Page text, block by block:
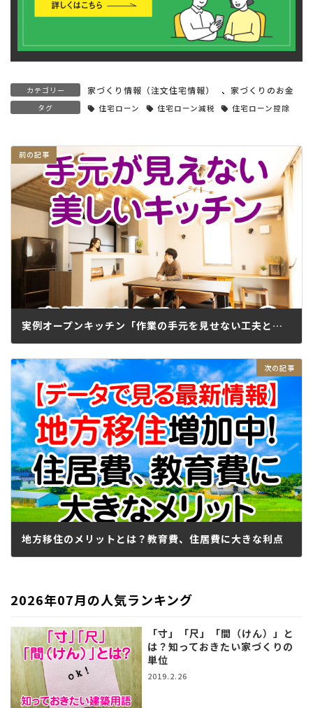
カテゴリー 家づくり情報（注文住宅情報） 、 家づくりのお金
タグ 住宅ローン 住宅ローン減税 住宅ローン控除
実例オープンキッチン「作業の手元を見せない工夫とは？」
地方移住のメリットとは？教育費、住居費に大きな利点
2026年07月の人気ランキング
「寸」「尺」「間（けん）」と
は？知っておきたい家づくりの
単位
2019.2.26